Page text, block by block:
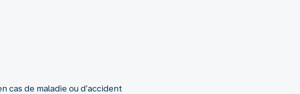
cas de maladie ou d’accident